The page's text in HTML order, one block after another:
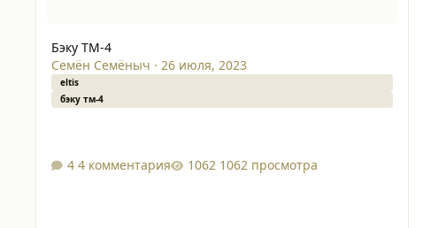
Бэку ТМ-4
Семён Семёныч · 26 июля, 2023
eltis
бэку тм-4
4 комментария 1062 просмотра